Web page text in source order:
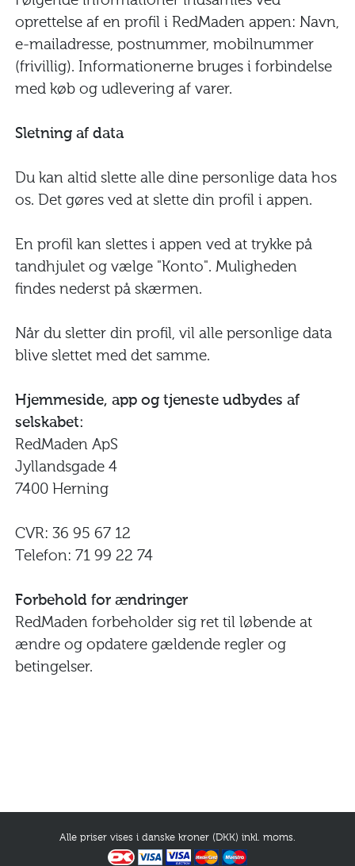
oprettelse af en profil i RedMaden appen: Navn,
e-mailadresse, postnummer, mobilnummer
(frivillig). Informationerne bruges i forbindelse
med køb og udlevering af varer.
Sletning af data
Du kan altid slette alle dine personlige data hos
os. Det gøres ved at slette din profil i appen.
En profil kan slettes i appen ved at trykke på
tandhjulet og vælge "Konto". Muligheden
findes nederst på skærmen.
Når du sletter din profil, vil alle personlige data
blive slettet med det samme.
Hjemmeside, app og tjeneste udbydes af
selskabet:
RedMaden ApS
Jyllandsgade 4
7400 Herning
CVR: 36 95 67 12
Telefon: 71 99 22 74
Forbehold for ændringer
RedMaden forbeholder sig ret til løbende at
ændre og opdatere gældende regler og
betingelser.
Alle priser vises i danske kroner (DKK) inkl. moms.